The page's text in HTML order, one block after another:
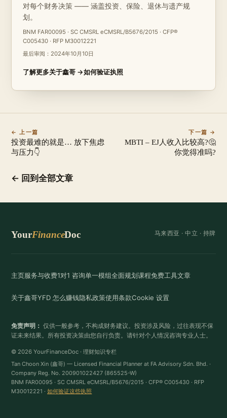
对每个财务决策 —— 涵盖投资、保险、退休与遗产规
划。
BNM FAR00095 · SC CMSRL eCMSRL/B5676/2015 · CFP®
C005430 · RFP M30012221
最后审阅： 2024年10月10日
了解更多关于鑫哥 →如何验证执照
← 上一篇
投资最难的就是… 放下焦虑
与压力👇
下一篇 →
MBTI – EJ人收入比较高?🤔
你觉得准吗?
← 回到全部文章
YourFinanceDoc 马来西亚 ·中立 · 持牌
主页服务与收费1对1 咨询单一模组全面规划课程免费工具文章
关于鑫哥YFD 怎么赚钱隐私政策使用条款Cookie 设置
免责声明： 仅供一般参考，不构成财务建议。投资涉及风险，过往表现不保
证未来结果。所有投资决策由您自行负责。请针对个人情况咨询专业人士。
© 2026 YourFinanceDoc · 理财知识专栏
Tan Choon Xin (鑫哥) — Licensed Financial Planner at FA Advisory Sdn. Bhd. ·
Company Reg. No. 200901022427 (865525-W)
BNM FAR00095 · SC CMSRL eCMSRL/B5676/2015 · CFP® C005430 · RFP
M30012221 ·如何验证这些执照